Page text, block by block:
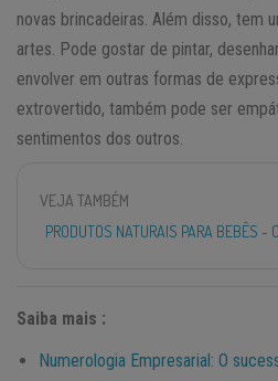
novas brincadeiras. Além disso, tem
artes. Pode gostar de pintar,
envolver em outras formas de
extrovertido, também pode ser
sentimentos dos outros.
VEJA TAMBÉM
PRODUTOS NATURAIS PARA BEBÊS -
Saiba mais :
Numerologia Empresarial: O